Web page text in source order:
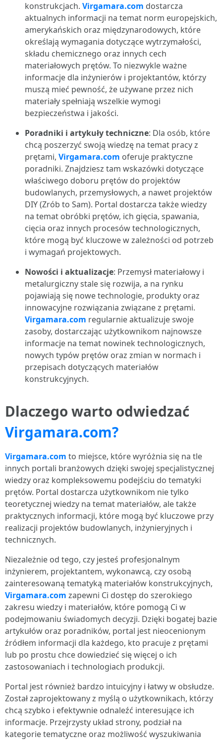
konstrukcjach. Virgamara.com dostarcza
aktualnych informacji na temat norm europejskich,
amerykańskich oraz międzynarodowych, które
określają wymagania dotyczące wytrzymałości,
składu chemicznego oraz innych cech
materiałowych prętów. To niezwykle ważne
informacje dla inżynierów i projektantów, którzy
muszą mieć pewność, że używane przez nich
materiały spełniają wszelkie wymogi
bezpieczeństwa i jakości.
Poradniki i artykuły techniczne: Dla osób, które
chcą poszerzyć swoją wiedzę na temat pracy z
prętami, Virgamara.com oferuje praktyczne
poradniki. Znajdziesz tam wskazówki dotyczące
właściwego doboru prętów do projektów
budowlanych, przemysłowych, a nawet projektów
DIY (Zrób to Sam). Portal dostarcza także wiedzy
na temat obróbki prętów, ich gięcia, spawania,
cięcia oraz innych procesów technologicznych,
które mogą być kluczowe w zależności od potrzeb
i wymagań projektowych.
Nowości i aktualizacje: Przemysł materiałowy i
metalurgiczny stale się rozwija, a na rynku
pojawiają się nowe technologie, produkty oraz
innowacyjne rozwiązania związane z prętami.
Virgamara.com regularnie aktualizuje swoje
zasoby, dostarczając użytkownikom najnowsze
informacje na temat nowinek technologicznych,
nowych typów prętów oraz zmian w normach i
przepisach dotyczących materiałów
konstrukcyjnych.
Dlaczego warto odwiedzać
Virgamara.com?
Virgamara.com to miejsce, które wyróżnia się na tle
innych portali branżowych dzięki swojej specjalistycznej
wiedzy oraz kompleksowemu podejściu do tematyki
prętów. Portal dostarcza użytkownikom nie tylko
teoretycznej wiedzy na temat materiałów, ale także
praktycznych informacji, które mogą być kluczowe przy
realizacji projektów budowlanych, inżynieryjnych i
technicznych.
Niezależnie od tego, czy jesteś profesjonalnym
inżynierem, projektantem, wykonawcą, czy osobą
zainteresowaną tematyką materiałów konstrukcyjnych,
Virgamara.com zapewni Ci dostęp do szerokiego
zakresu wiedzy i materiałów, które pomogą Ci w
podejmowaniu świadomych decyzji. Dzięki bogatej bazie
artykułów oraz poradników, portal jest nieocenionym
źródłem informacji dla każdego, kto pracuje z prętami
lub po prostu chce dowiedzieć się więcej o ich
zastosowaniach i technologiach produkcji.
Portal jest również bardzo intuicyjny i łatwy w obsłudze.
Został zaprojektowany z myślą o użytkownikach, którzy
chcą szybko i efektywnie odnaleźć interesujące ich
informacje. Przejrzysty układ strony, podział na
kategorie tematyczne oraz możliwość wyszukiwania